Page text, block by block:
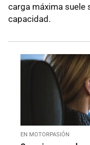
carga máxima suele
capacidad.
EN MOTORPASIÓN